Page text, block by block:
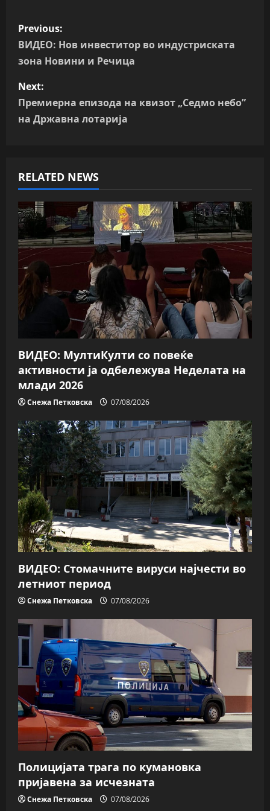
P
o
t
n
v
i
g
a
t
i
o
n
Previous:
ВИДЕО: Нов инвеститор во индустриската
зона Новини и Речица
Next:
Премиерна епизода на квизот „Седмо небо”
на Државна лотарија
RELATED NEWS
ВИДЕО: МултиКулти со повеќе
активности ја одбележува Неделата на
млади 2026
Снежа Петковска 07/08/2026
ВИДЕО: Стомачните вируси најчести во
летниот период
Снежа Петковска 07/08/2026
Полицијата трага пo кумановка
пријавена за исчезната
Снежа Петковска 07/08/2026